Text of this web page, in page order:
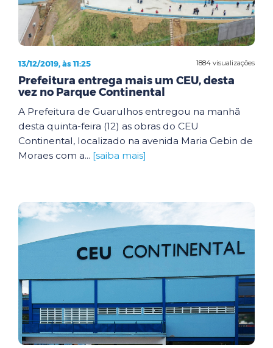
1884 visualizações
13/12/2019, às 11:25
Prefeitura entrega mais um CEU, desta
vez no Parque Continental
A Prefeitura de Guarulhos entregou na manhã
desta quinta-feira (12) as obras do CEU
Continental, localizado na avenida Maria Gebin de
Moraes com a... [saiba mais]